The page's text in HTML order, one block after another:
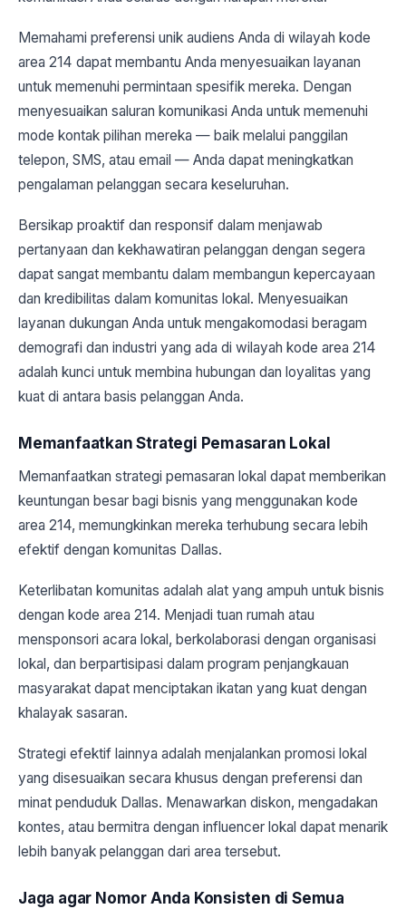
Memahami preferensi unik audiens Anda di wilayah kode
area 214 dapat membantu Anda menyesuaikan layanan
untuk memenuhi permintaan spesifik mereka. Dengan
menyesuaikan saluran komunikasi Anda untuk memenuhi
mode kontak pilihan mereka — baik melalui panggilan
telepon, SMS, atau email — Anda dapat meningkatkan
pengalaman pelanggan secara keseluruhan.
Bersikap proaktif dan responsif dalam menjawab
pertanyaan dan kekhawatiran pelanggan dengan segera
dapat sangat membantu dalam membangun kepercayaan
dan kredibilitas dalam komunitas lokal. Menyesuaikan
layanan dukungan Anda untuk mengakomodasi beragam
demografi dan industri yang ada di wilayah kode area 214
adalah kunci untuk membina hubungan dan loyalitas yang
kuat di antara basis pelanggan Anda.
Memanfaatkan Strategi Pemasaran Lokal
Memanfaatkan strategi pemasaran lokal dapat memberikan
keuntungan besar bagi bisnis yang menggunakan kode
area 214, memungkinkan mereka terhubung secara lebih
efektif dengan komunitas Dallas.
Keterlibatan komunitas adalah alat yang ampuh untuk bisnis
dengan kode area 214. Menjadi tuan rumah atau
mensponsori acara lokal, berkolaborasi dengan organisasi
lokal, dan berpartisipasi dalam program penjangkauan
masyarakat dapat menciptakan ikatan yang kuat dengan
khalayak sasaran.
Strategi efektif lainnya adalah menjalankan promosi lokal
yang disesuaikan secara khusus dengan preferensi dan
minat penduduk Dallas. Menawarkan diskon, mengadakan
kontes, atau bermitra dengan influencer lokal dapat menarik
lebih banyak pelanggan dari area tersebut.
Jaga agar Nomor Anda Konsisten di Semua